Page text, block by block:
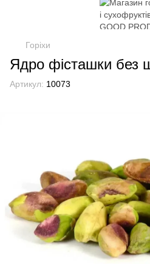
Горіхи
Ядро фісташки без
Артикул: 10073